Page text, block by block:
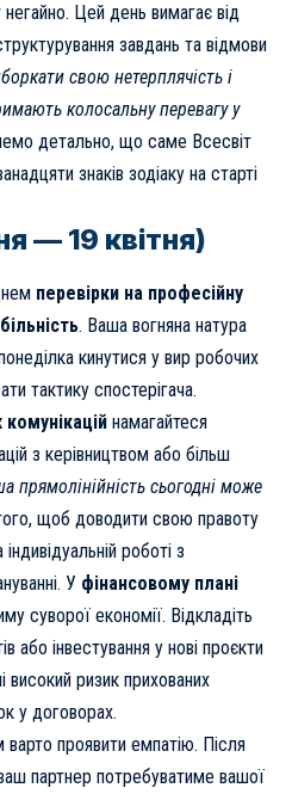
Цей день вимагає від
завдань та відмови
свою нетерплячість і
колосальну перевагу у
детально, що саме Всесвіт
знаків зодіаку на старті
— 19 квітня)
перевірки на професійну
. Ваша вогняна натура
кинутися у вир робочих
тактику спостерігача.
комунікацій намагайтеся
з керівництвом або більш
прямолінійність сьогодні може
щоб доводити свою правоту
роботі з
У фінансовому плані
суворої економії. Відкладіть
або інвестування у нові проєкти
ризик прихованих
у договорах.
варто проявити емпатію. Після
партнер потребуватиме вашої